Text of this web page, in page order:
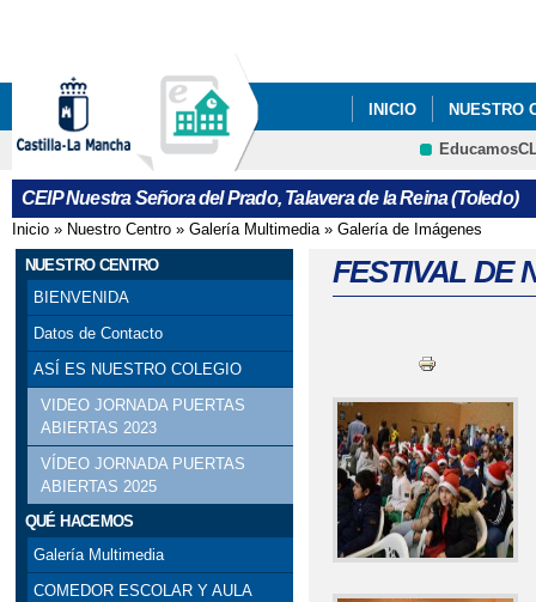
INICIO NUESTRO
CRFP
CEIP Nuestra Señora del Prado, Talavera de la Reina (Toledo)
Se encuentra usted aquí
Inicio » Nuestro Centro » Galería Multimedia» Galería de Imágenes
NUESTRO CENTRO
BIENVENIDA
Datos de Contacto
ASÍ ES NUESTRO COLEGIO
VIDEO JORNADA PUERTAS
ABIERTAS 2023
VÍDEO JORNADA PUERTAS
ABIERTAS 2025
QUÉ HACEMOS
Galería Multimedia
COMEDOR ESCOLAR Y AULA
FESTIVAL DE